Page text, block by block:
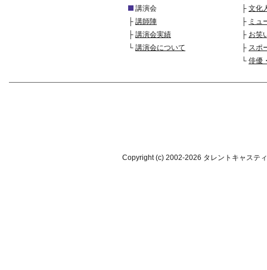
講演会
├ 講師陣
├ 講演会実績
└ 講演会について
├ 文化
├ ミュ
├ お笑
├ スポ
└ 俳優
Copyright (c) 2002-2026 タレントキャステ